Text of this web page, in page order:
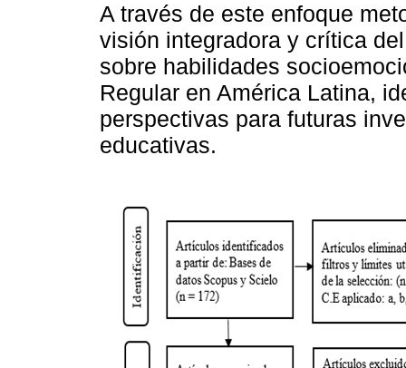
A través de este enfoque
visión integradora y crítica
sobre habilidades
Regular en América Latina,
perspectivas para futuras
educativas.